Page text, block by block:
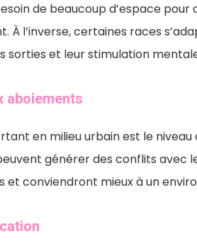
de beaucoup d’espace
À l’inverse, certaines races
sorties et leur stimulation
aboiements
en milieu urbain est le niveau
générer des conflits avec
et conviendront mieux à un